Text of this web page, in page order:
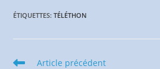
ÉTIQUETTES:TÉLÉTHON
Read
Article précédent